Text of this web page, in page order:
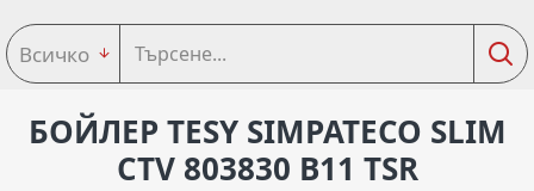
Всичко
БОЙЛЕР TESY SIMPATECO SLIM
CTV 803830 B11 TSR